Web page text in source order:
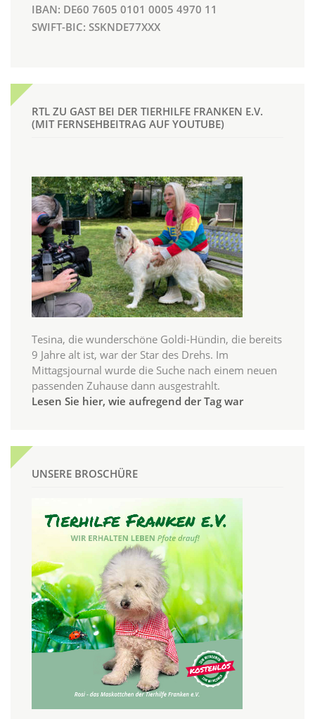
IBAN: DE60 7605 0101 0005 4970 11
SWIFT-BIC: SSKNDE77XXX
RTL ZU GAST BEI DER TIERHILFE FRANKEN E.V.
(MIT FERNSEHBEITRAG AUF YOUTUBE)
Tesina, die wunderschöne Goldi-Hündin, die bereits
9 Jahre alt ist, war der Star des Drehs. Im
Mittagsjournal wurde die Suche nach einem neuen
passenden Zuhause dann ausgestrahlt.
Lesen Sie hier, wie aufregend der Tag war
UNSERE BROSCHÜRE